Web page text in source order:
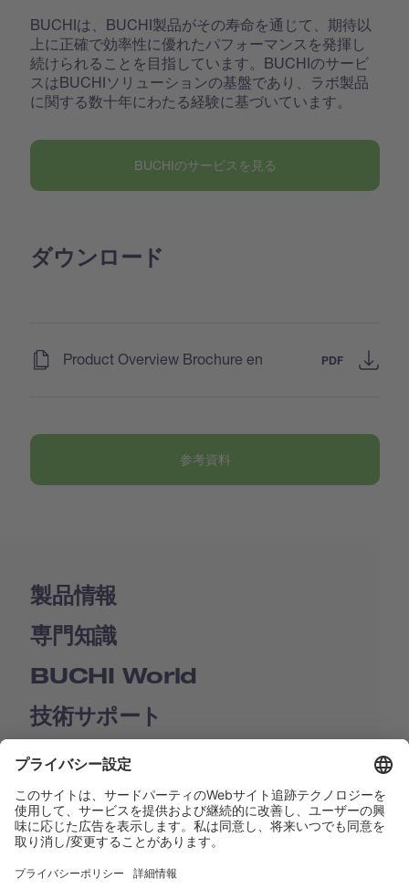
BUCHIは、BUCHI製品がその寿命を通じて、期待以
上に正確で効率性に優れたパフォーマンスを発揮し
続けられることを目指しています。BUCHIのサービ
スはBUCHIソリューションの基盤であり、ラボ製品
に関する数十年にわたる経験に基づいています。
BUCHIのサービスを見る
ダウンロード
Product Overview Brochure en PDF
参考資料
製品情報
専門知識
BUCHI World
技術サポート
Shop
Contact us